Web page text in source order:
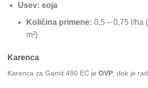
Usev: soja
Količina primene: 0,5 – 0,75 l/ha
m²)
Karenca
Karenca za Gamit 480 EC je OVP , dok je